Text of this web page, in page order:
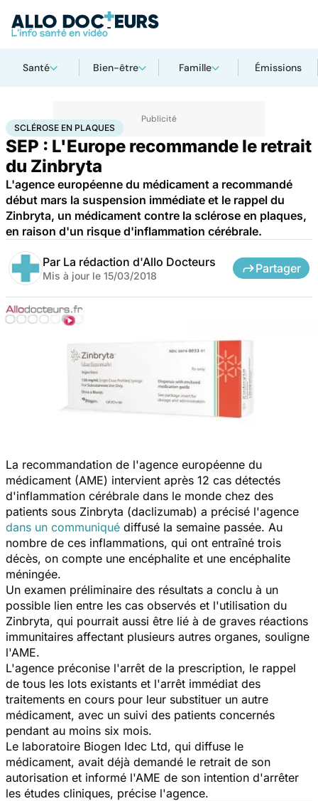
Santé Bien-être Famille Émissions
AccueilSantéSclérose en plaques
SCLÉROSE EN PLAQUES
SEP : L'Europe recommande le retrait
du Zinbryta
L'agence européenne du médicament a recommandé
début mars la suspension immédiate et le rappel du
Zinbryta, un médicament contre la sclérose en plaques,
en raison d'un risque d'inflammation cérébrale.
Par La rédaction d'Allo Docteurs
Mis à jour le 15/03/2018
Partager
La recommandation de l'agence européenne du
médicament (AME) intervient après 12 cas détectés
d'inflammation cérébrale dans le monde chez des
patients sous Zinbryta (daclizumab) a précisé l'agence
dans un communiqué diffusé la semaine passée. Au
nombre de ces inflammations, qui ont entraîné trois
décès, on compte une encéphalite et une encéphalite
méningée.
Un examen préliminaire des résultats a conclu à un
possible lien entre les cas observés et l'utilisation du
Zinbryta, qui pourrait aussi être lié à de graves réactions
immunitaires affectant plusieurs autres organes, souligne
l'AME.
L'agence préconise l'arrêt de la prescription, le rappel
de tous les lots existants et l'arrêt immédiat des
traitements en cours pour leur substituer un autre
médicament, avec un suivi des patients concernés
pendant au moins six mois.
Le laboratoire Biogen Idec Ltd, qui diffuse le
médicament, avait déjà demandé le retrait de son
autorisation et informé l'AME de son intention d'arrêter
les études cliniques, précise l'agence.